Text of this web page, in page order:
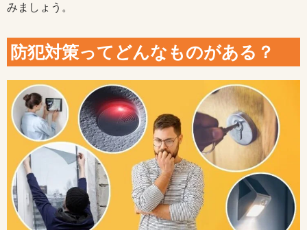
みましょう。
防犯対策ってどんなものがある？